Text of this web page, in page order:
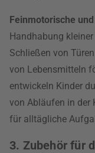
Feinmotorische
Handhabung kleiner
Schließen von
von Lebensmitteln
entwickeln Kinder
von Abläufen in der
für alltägliche
3. Zubehör für